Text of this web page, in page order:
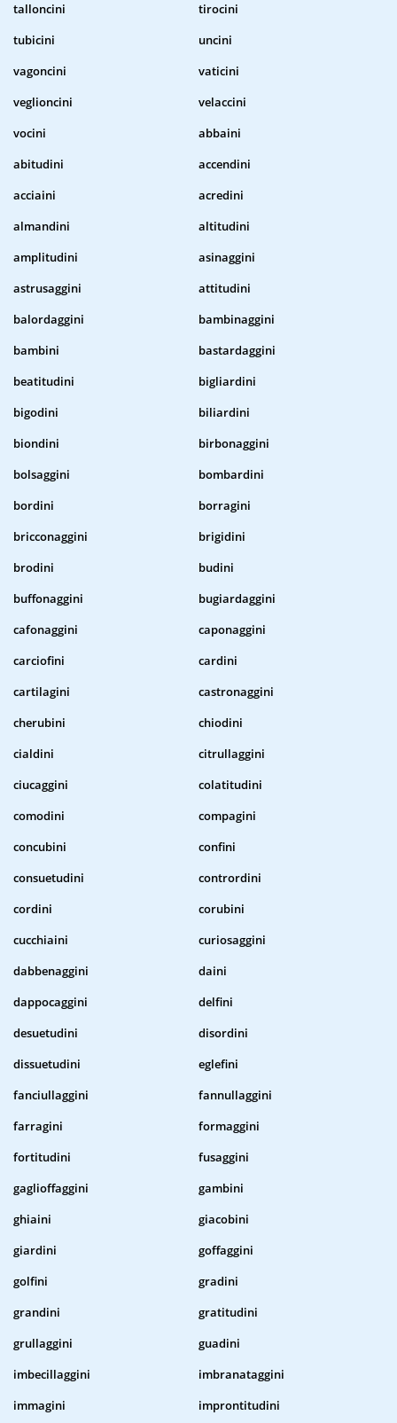
talloncini
tirocini
tubicini
uncini
vagoncini
vaticini
veglioncini
velaccini
vocini
abbaini
abitudini
accendini
acciaini
acredini
almandini
altitudini
amplitudini
asinaggini
astrusaggini
attitudini
balordaggini
bambinaggini
bambini
bastardaggini
beatitudini
bigliardini
bigodini
biliardini
biondini
birbonaggini
bolsaggini
bombardini
bordini
borragini
bricconaggini
brigidini
brodini
budini
buffonaggini
bugiardaggini
cafonaggini
caponaggini
carciofini
cardini
cartilagini
castronaggini
cherubini
chiodini
cialdini
citrullaggini
ciucaggini
colatitudini
comodini
compagini
concubini
confini
consuetudini
contrordini
cordini
corubini
cucchiaini
curiosaggini
dabbenaggini
daini
dappocaggini
delfini
desuetudini
disordini
dissuetudini
eglefini
fanciullaggini
fannullaggini
farragini
formaggini
fortitudini
fusaggini
gaglioffaggini
gambini
ghiaini
giacobini
giardini
goffaggini
golfini
gradini
grandini
gratitudini
grullaggini
guadini
imbecillaggini
imbranataggini
immagini
improntitudini